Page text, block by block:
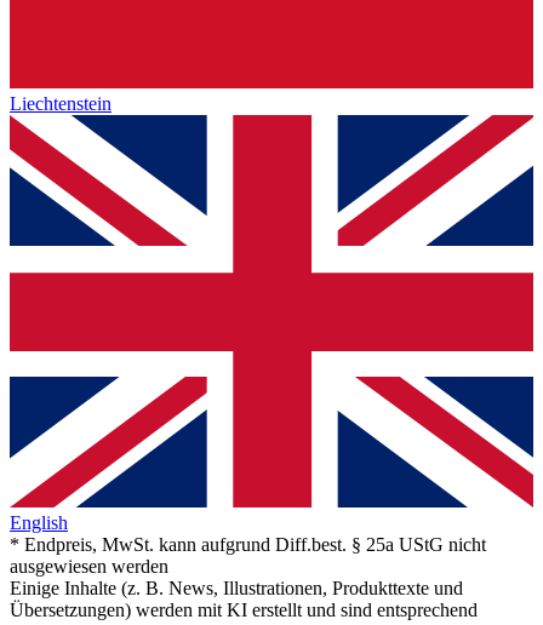
Liechtenstein
English
* Endpreis, MwSt. kann aufgrund Diff.best. § 25a UStG nicht
ausgewiesen werden
Einige Inhalte (z. B. News, Illustrationen, Produkttexte und
Übersetzungen) werden mit KI erstellt und sind entsprechend